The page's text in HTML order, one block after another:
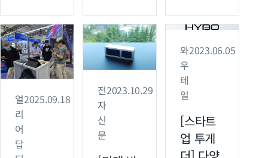
얼
리
어
답
2025.09.18
전
자
신
문
2023.10.29
와
우
테
일
2023.06.05
[스타트
업 투게